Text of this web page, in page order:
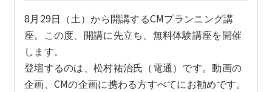
8月29日（土）から開講するCMプランニング講
座。この度、開講に先立ち、無料体験講座を開催
します。
登壇するのは、松村祐治氏（電通）です。動画の
企画、CMの企画に携わる方すべてにお勧めです。